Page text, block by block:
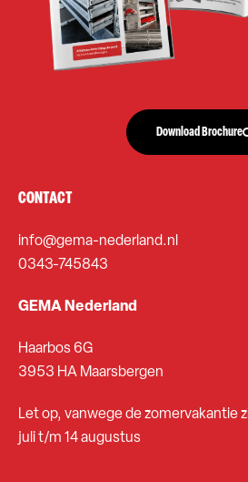
Download Brochure
CONTACT
info@gema-nederland.nl
0343-745843
GEMA Nederland
Haarbos 6G
3953 HA Maarsbergen
Let op, vanwege de zomervakantie
juli t/m 14 augustus